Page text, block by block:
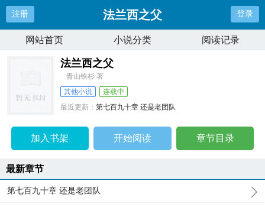
注册 法兰西之父 登录
网站首页 小说分类 阅读记录
法兰西之父
青山铁杉 著
其他小说
连载中
最近更新：第七百九十章 还是老团队
加入书架 开始阅读 章节目录
最新章节
第七百九十章 还是老团队